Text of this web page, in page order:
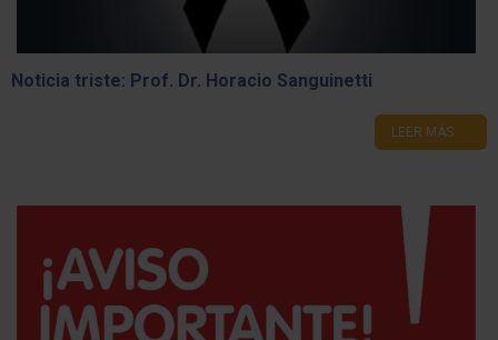
Noticia triste: Prof. Dr. Horacio Sanguinetti
LEER MÁS